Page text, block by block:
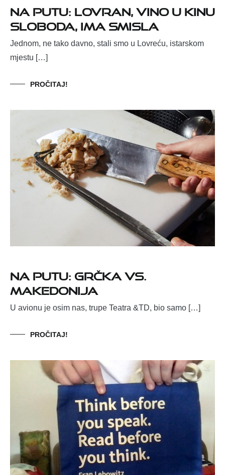
NA PUTU: LOVRAN, VINO U KINU
SLOBODA, IMA SMISLA
Jednom, ne tako davno, stali smo u Lovreću, istarskom
mjestu […]
PROČITAJ!
NA PUTU: GRČKA vs.
MAKEDONIJA
U avionu je osim nas, trupe Teatra &TD, bio samo […]
PROČITAJ!